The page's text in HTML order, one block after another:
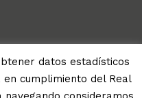
datos estadísticos
cumplimiento del Real